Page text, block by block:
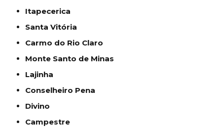
Itapecerica
Santa Vitória
Carmo do Rio Claro
Monte Santo de Minas
Lajinha
Conselheiro Pena
Divino
Campestre